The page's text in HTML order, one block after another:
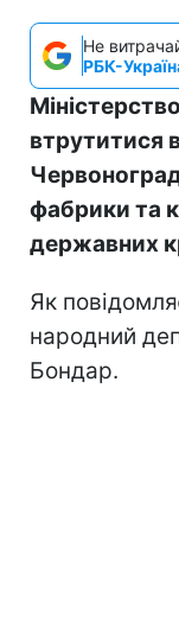
Не
РБК-
втрутитися
фабрики та
державних
Як
народний
Бондар.